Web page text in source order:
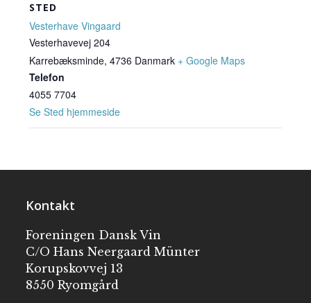
STED
Vesterhave Vingaard
Vesterhavevej 204
Karrebæksminde, 4736 Danmark + Google Maps
Telefon
4055 7704
Se Sted hjemmeside
Kontakt
Foreningen Dansk Vin
C/O Hans Neergaard Münter
Korupskovvej 13
8550 Ryomgård